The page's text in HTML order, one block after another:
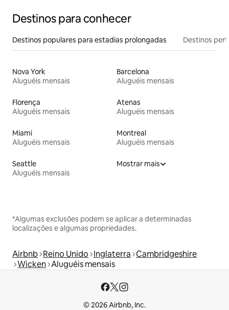
Destinos para conhecer
Destinos populares para estadias prolongadas Destinos
Nova York
Aluguéis mensais
Barcelona
Aluguéis mensais
Florença
Aluguéis mensais
Atenas
Aluguéis mensais
Miami
Aluguéis mensais
Montreal
Aluguéis mensais
Seattle
Aluguéis mensais
Mostrar mais
*Algumas exclusões podem se aplicar a determinadas
localizações e algumas propriedades.
Airbnb Reino Unido Inglaterra Cambridgeshire
Wicken Aluguéis mensais
© 2026 Airbnb, Inc.